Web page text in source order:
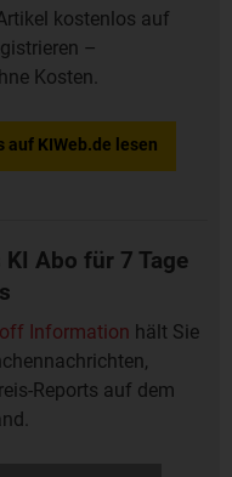
kostenlos auf
–
Kosten.
KIWeb.de lesen
Abo für 7 Tage
Information hält Sie
Reports auf dem